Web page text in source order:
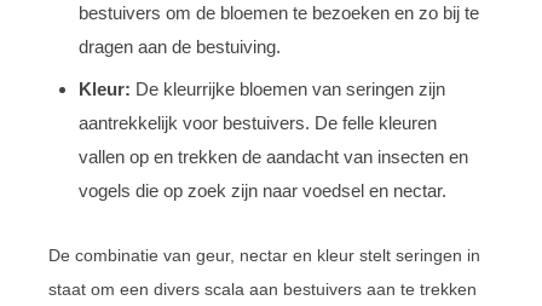
bestuivers om de bloemen te bezoeken en zo bij te
dragen aan de bestuiving.
Kleur: De kleurrijke bloemen van seringen zijn
aantrekkelijk voor bestuivers. De felle kleuren
vallen op en trekken de aandacht van insecten en
vogels die op zoek zijn naar voedsel en nectar.
De combinatie van geur, nectar en kleur stelt seringen in
staat om een divers scala aan bestuivers aan te trekken